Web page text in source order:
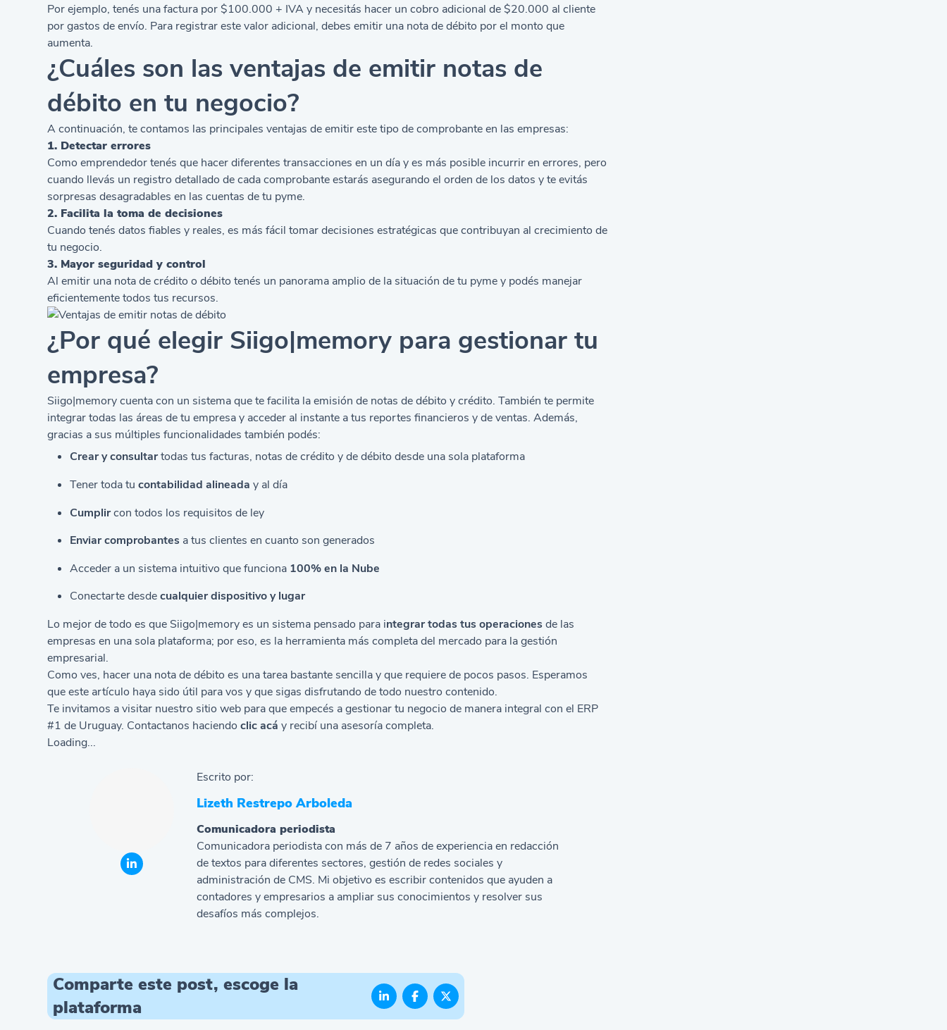
Por ejemplo, tenés una factura por $100.000 + IVA y necesitás hacer un cobro adicional de $20.000 al cliente
por gastos de envío. Para registrar este valor adicional, debes emitir una nota de débito por el monto que
aumenta.
¿Cuáles son las ventajas de emitir notas de
débito en tu negocio?
A continuación, te contamos las principales ventajas de emitir este tipo de comprobante en las empresas:
1. Detectar errores
Como emprendedor tenés que hacer diferentes transacciones en un día y es más posible incurrir en errores, pero
cuando llevás un registro detallado de cada comprobante estarás asegurando el orden de los datos y te evitás
sorpresas desagradables en las cuentas de tu pyme.
2. Facilita la toma de decisiones
Cuando tenés datos fiables y reales, es más fácil tomar decisiones estratégicas que contribuyan al crecimiento de
tu negocio.
3. Mayor seguridad y control
Al emitir una nota de crédito o débito tenés un panorama amplio de la situación de tu pyme y podés manejar
eficientemente todos tus recursos.
¿Por qué elegir Siigo|memory para gestionar tu
empresa?
Siigo|memory cuenta con un sistema que te facilita la emisión de notas de débito y crédito. También te permite
integrar todas las áreas de tu empresa y acceder al instante a tus reportes financieros y de ventas. Además,
gracias a sus múltiples funcionalidades también podés:
Crear y consultartodas tus facturas, notas de crédito y de débito desde una sola plataforma
Tener toda tucontabilidad alineada y al día
Cumplircon todos los requisitos de ley
Enviar comprobantes a tus clientes en cuanto son generados
Acceder a un sistema intuitivo que funciona 100% en la Nube
Conectarte desdecualquier dispositivo y lugar
Lo mejor de todo es que Siigo|memory es un sistema pensado para integrar todas tus operacionesde las
empresas en una sola plataforma; por eso, es la herramienta más completa del mercado para la gestión
empresarial.
Como ves, hacer una nota de débito es una tarea bastante sencilla y que requiere de pocos pasos. Esperamos
que este artículo haya sido útil para vos y que sigas disfrutando de todo nuestro contenido.
Te invitamos a visitar nuestro sitio web para que empecés a gestionar tu negocio de manera integral con el ERP
#1 de Uruguay. Contactanos haciendoclic acá y recibí una asesoría completa.
Loading...
Escrito por:
Lizeth Restrepo Arboleda
Comunicadora periodista
Comunicadora periodista con más de 7 años de experiencia en redacción
de textos para diferentes sectores, gestión de redes sociales y
administración de CMS. Mi objetivo es escribir contenidos que ayuden a
contadores y empresarios a ampliar sus conocimientos y resolver sus
desafíos más complejos.
Comparte este post, escoge la
plataforma